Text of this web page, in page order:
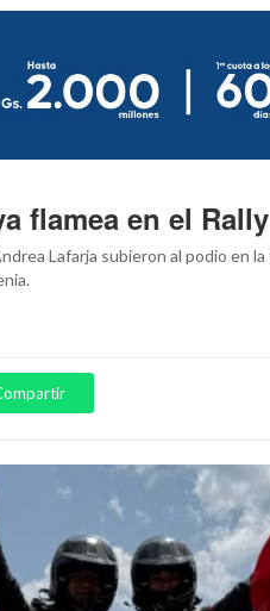
flamea en el
Lafarja subieron al podio en